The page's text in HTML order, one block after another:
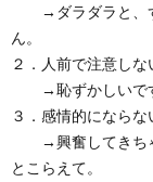
→ダラダラと、ず
ん。
２．人前で注意しな
→恥ずかしいです
３．感情的にならな
→興奮してきちゃ
とこらえて。